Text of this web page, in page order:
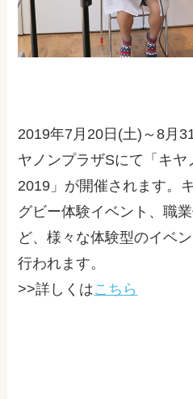
2019年7月20日(土)～8月
ヤノンプラザSにて「キヤ
2019」が開催されます。
グビー体験イベント、職
ど、様々な体験型のイベ
行われます。
>>詳しくはこちら